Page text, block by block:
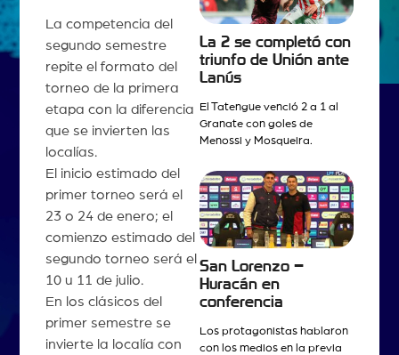
La competencia del
segundo semestre
repite el formato del
torneo de la primera
etapa con la diferencia
que se invierten las
localías.
El inicio estimado del
primer torneo será el
23 o 24 de enero; el
comienzo estimado del
segundo torneo será el
10 u 11 de julio.
En los clásicos del
primer semestre se
invierte la localía con
La 2 se completó con
triunfo de Unión ante
Lanús
El Tatengue venció 2 a 1 al
Granate con goles de
Menossi y Mosqueira.
San Lorenzo –
Huracán en
conferencia
Los protagonistas hablaron
con los medios en la previa